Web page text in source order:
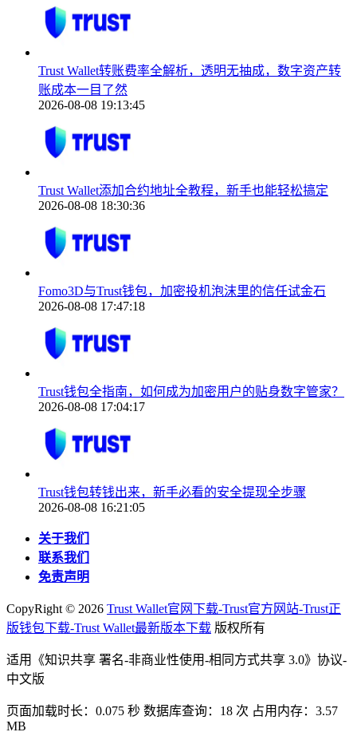
Trust Wallet转账费率全解析，透明无抽成，数字资产转
账成本一目了然
2026-08-08 19:13:45
Trust Wallet添加合约地址全教程，新手也能轻松搞定
2026-08-08 18:30:36
Fomo3D与Trust钱包，加密投机泡沫里的信任试金石
2026-08-08 17:47:18
Trust钱包全指南，如何成为加密用户的贴身数字管家？
2026-08-08 17:04:17
Trust钱包转钱出来，新手必看的安全提现全步骤
2026-08-08 16:21:05
关于我们
联系我们
免责声明
CopyRight © 2026 Trust Wallet官网下载-Trust官方网站-Trust正
版钱包下载-Trust Wallet最新版本下载 版权所有
适用《知识共享 署名-非商业性使用-相同方式共享 3.0》协议-
中文版
页面加载时长：0.075 秒 数据库查询：18 次 占用内存：3.57
MB